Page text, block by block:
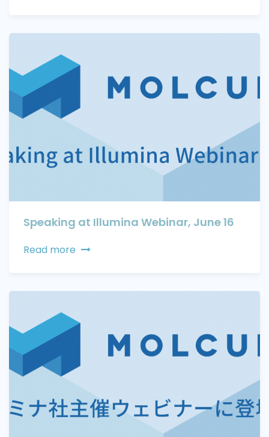
Speaking at Illumina Webinar, June 16
Read more